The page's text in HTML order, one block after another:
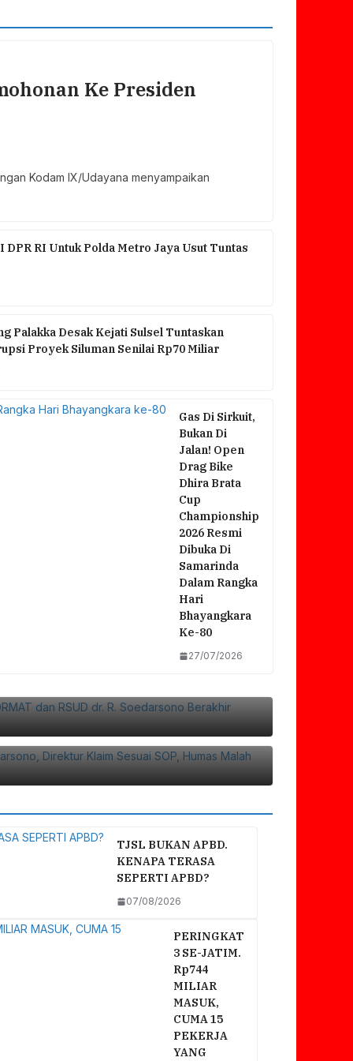
Ke Presiden
Kodam IX/Udayana menyampaikan
RI Untuk Polda Metro Jaya Usut Tuntas
Palakka Desak Kejati Sulsel Tuntaskan
Proyek Siluman Senilai Rp70 Miliar
Gas Di Sirkuit,
Bukan Di
Jalan! Open
Drag Bike
Dhira Brata
Cup
Championship
2026 Resmi
Dibuka Di
Samarinda
Dalam Rangka
Hari
Bhayangkara
Ke-80
27/07/2026
FORMAT Dan RSUD Dr. R. Soedarsono
Direktur Klaim Sesuai SOP,
Ke Rumah Duka
TJSL BUKAN APBD.
KENAPA TERASA
SEPERTI APBD?
07/08/2026
PERINGKAT
3 SE-JATIM.
Rp744
MILIAR
MASUK,
CUMA 15
PEKERJA
YANG